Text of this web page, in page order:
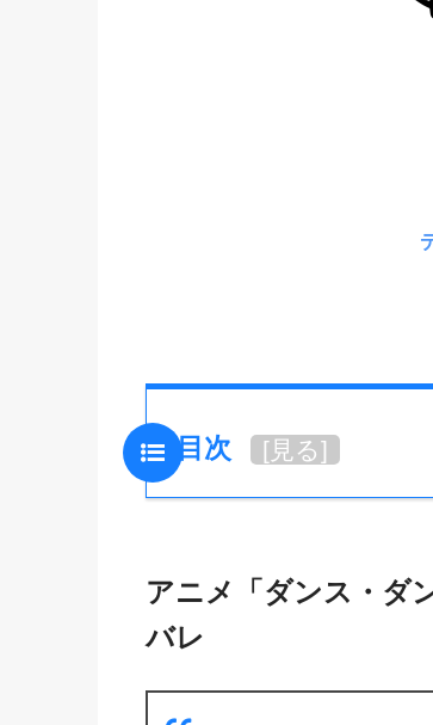
目次 [見る]
アニメ「ダンス・ダ
バレ